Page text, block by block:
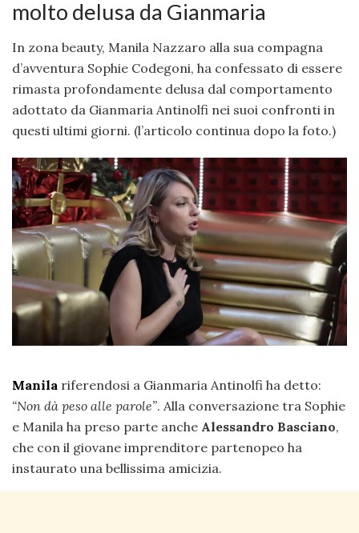
molto delusa da Gianmaria
In zona beauty, Manila Nazzaro alla sua compagna
d’avventura Sophie Codegoni, ha confessato di essere
rimasta profondamente delusa dal comportamento
adottato da Gianmaria Antinolfi nei suoi confronti in
questi ultimi giorni. (l’articolo continua dopo la foto.)
Manila riferendosi a Gianmaria Antinolfi ha detto:
“Non dà peso alle parole”. Alla conversazione tra Sophie
e Manila ha preso parte anche Alessandro Basciano,
che con il giovane imprenditore partenopeo ha
instaurato una bellissima amicizia.